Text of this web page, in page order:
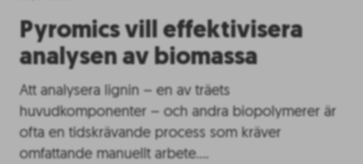
Pyromics vill effektivisera
analysen av biomassa
Att analysera lignin – en av träets
huvudkomponenter – och andra biopolymerer är
ofta en tidskrävande process som kräver
omfattande manuellt arbete….